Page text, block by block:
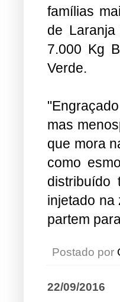
famílias
de
7.000 Kg
Verde.
mas
que mora
como
distribuído
injetado na
partem
Postado por
22/09/2016